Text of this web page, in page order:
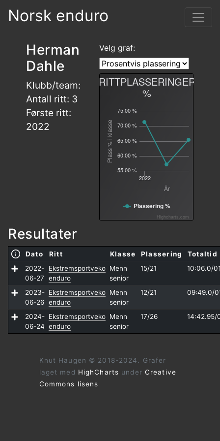
Norsk enduro
Herman
Dahle
Klubb/team:
Antall ritt: 3
Første ritt:
2022
Velg graf:
År
Plass % i klasse
RITTPLASSERINGER
%
2022
55.00 %
60.00 %
65.00 %
70.00 %
75.00 %
Plassering %
Highcharts.com
Resultater
Dato Ritt Klasse Plassering
Totaltid
2022-
06-27
Ekstremsportveko
enduro
Menn
senior
15/21 10:06.0/
2023-
06-26
Ekstremsportveko
enduro
Menn
senior
12/21 09:49.0/
2024-
06-24
Ekstremsportveko
enduro
Menn
senior
17/26 14:42.95/
Knut Haugen © 2018-2024. Grafer
laget med HighCharts under Creative
Commons lisens